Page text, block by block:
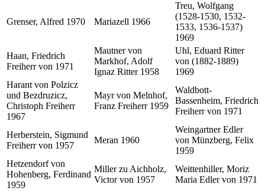
Grenser, Alfred 1970 Mariazell 1966
Treu, Wolfgang
(1528-1530, 1532-
1533, 1536-1537)
1969
Haan, Friedrich
Freiherr von 1971
Mautner von
Markhof, Adolf
Ignaz Ritter 1958
Uhl, Eduard Ritter
von (1882-1889)
1969
Harant von Polzicz
und Bezdruzicz,
Christoph Freiherr
1967
Mayr von Melnhof,
Franz Freiherr 1959
Waldbott-
Bassenheim, Friedrich
Freiherr von 1971
Herberstein, Sigmund
Freiherr von 1957
Meran 1960
Weingartner Edler
von Münzberg, Felix
1959
Hetzendorf von
Hohenberg, Ferdinand
1959
Miller zu Aichholz,
Victor von 1957
Weittenhiller, Moriz
Maria Edler von 1971